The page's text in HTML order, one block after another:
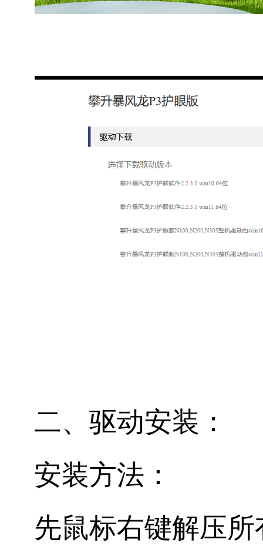
二、驱动安装：
安装方法：
先鼠标右键解压